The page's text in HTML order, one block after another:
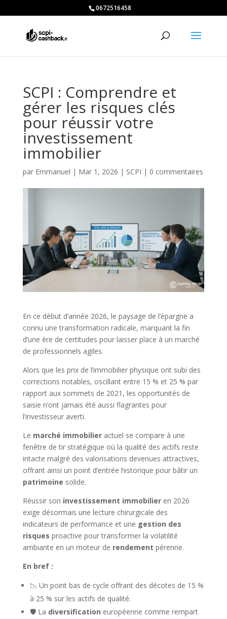
0672516458
SCPI : Comprendre et
gérer les risques clés
pour réussir votre
investissement
immobilier
par Emmanuel | Mar 1, 2026 | SCPI | 0 commentaires
En ce début d’année 2026, le paysage de l’épargne a
connu une transformation radicale, marquant la fin
d’une ère de certitudes pour laisser place à un marché
de professionnels agiles.
Alors que les prix de l’immobilier physique ont subi des
corrections notables, oscillant entre 15 % et 25 % par
rapport aux sommets de 2021, les opportunités de
saisie n’ont jamais été aussi flagrantes pour
l’investisseur averti.
Le marché immobilieractuel se compare à une
fenêtre de tir stratégique où la qualité des actifs reste
intacte malgré des valorisations devenues attractives,
offrant ainsi un point d’entrée historique pour bâtir un
patrimoine solide.
Réussir son investissement immobilieren 2026
exige désormais une lecture chirurgicale des
indicateurs de performance et une gestion des
risques proactive pour transformer la volatilité
ambiante en un moteur de rendement pérenne.
En bref :
📉 Un point bas de cycle offrant des décotes de 15 %
à 25 % sur les actifs de qualité.
🛡️ La diversification européenne comme rempart